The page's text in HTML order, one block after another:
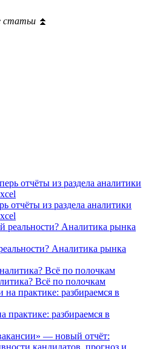
статьи ⏫
отчёты из раздела аналитики
Аналитика рынка
Всё по полочкам
практике: разбираемся в